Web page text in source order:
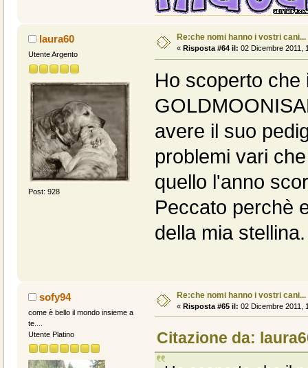
laura60
Utente Argento
Post: 928
Re:che nomi hanno i vostri cani...
« Risposta #64 il: 02 Dicembre 2011,
Ho scoperto che
avere il suo
problemi vari
quello l'anno
Peccato perchè
della mia stellina.
sofy94
come è bello il mondo insieme a
te....
Utente Platino
Re:che nomi hanno i vostri cani...
« Risposta #65 il: 02 Dicembre 2011,
Citazione da: